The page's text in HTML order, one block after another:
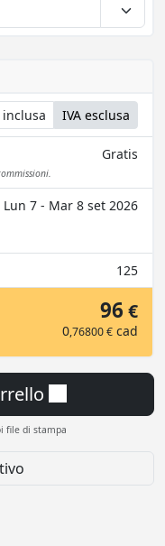
a seconda
nel carrello
inclusa IVA esclusa
Gratis
Lun 7 - Mar 8 set 2026
125
96 €
0,76800 € cad
file di stampa